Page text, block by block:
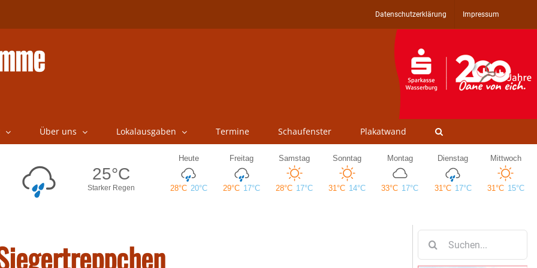
Datenschutzerklärung Impressum
Über uns Lokalausgaben Termine Schaufenster Plakatwand
nach: